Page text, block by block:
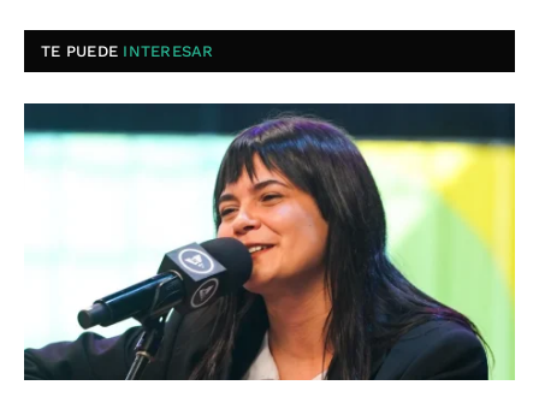
TE PUEDE INTERESAR